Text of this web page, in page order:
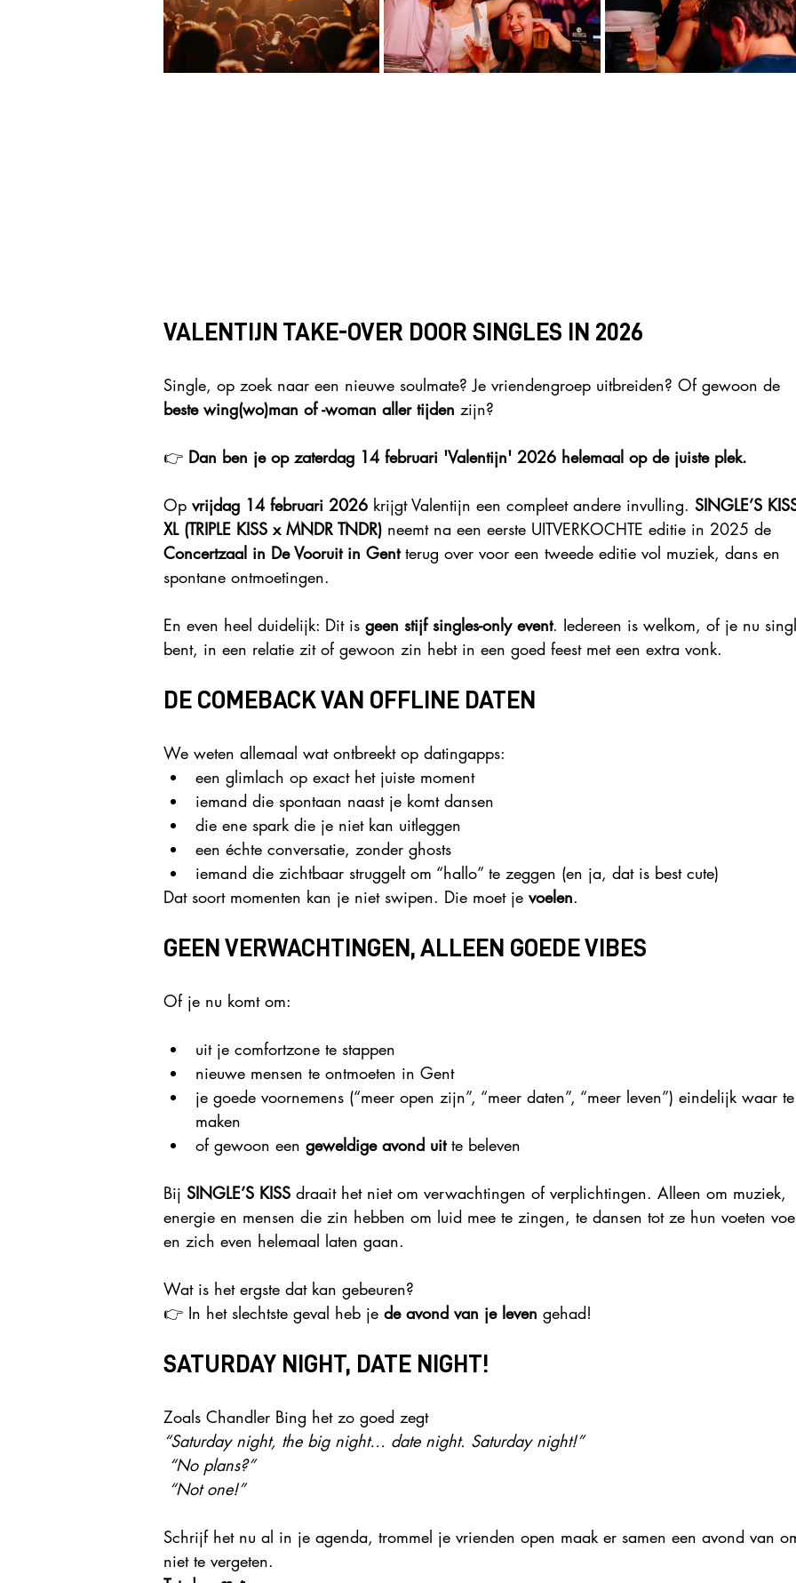
VALENTIJN TAKE-OVER DOOR SINGLES IN 2026
Single, op zoek naar een nieuwe soulmate? Je vriendengroep uitbreiden? Of gewoon de
beste wing(wo)man of -woman aller tijden zijn?
👉 Dan ben je op zaterdag 14 februari 'Valentijn' 2026 helemaal op de juiste plek.
Op vrijdag 14 februari 2026 krijgt Valentijn een compleet andere invulling. SINGLE’S
XL (TRIPLE KISS x MNDR TNDR) neemt na een eerste UITVERKOCHTE editie in 2025 de
Concertzaal in De Vooruit in Gent terug over voor een tweede editie vol muziek, dans en
spontane ontmoetingen.
En even heel duidelijk: Dit is geen stijf singles-only event. Iedereen is welkom, of je nu
bent, in een relatie zit of gewoon zin hebt in een goed feest met een extra vonk.
DE COMEBACK VAN OFFLINE DATEN
We weten allemaal wat ontbreekt op datingapps:
een glimlach op exact het juiste moment
iemand die spontaan naast je komt dansen
die ene spark die je niet kan uitleggen
een échte conversatie, zonder ghosts
iemand die zichtbaar struggelt om “hallo” te zeggen (en ja, dat is best cute)
Dat soort momenten kan je niet swipen. Die moet je voelen.
GEEN VERWACHTINGEN, ALLEEN GOEDE VIBES
Of je nu komt om:
uit je comfortzone te stappen
nieuwe mensen te ontmoeten in Gent
je goede voornemens (“meer open zijn”, “meer daten”, “meer leven”) eindelijk waar te
maken
of gewoon een geweldige avond uit te beleven
Bij SINGLE’S KISS draait het niet om verwachtingen of verplichtingen. Alleen om muziek,
energie en mensen die zin hebben om luid mee te zingen, te dansen tot ze hun voeten
en zich even helemaal laten gaan.
Wat is het ergste dat kan gebeuren?
👉 In het slechtste geval heb je de avond van je leven gehad!
SATURDAY NIGHT, DATE NIGHT!
Zoals Chandler Bing het zo goed zegt
“Saturday night, the big night… date night. Saturday night!”
“No plans?”
“Not one!”
Schrijf het nu al in je agenda, trommel je vrienden open maak er samen een avond van
niet te vergeten.